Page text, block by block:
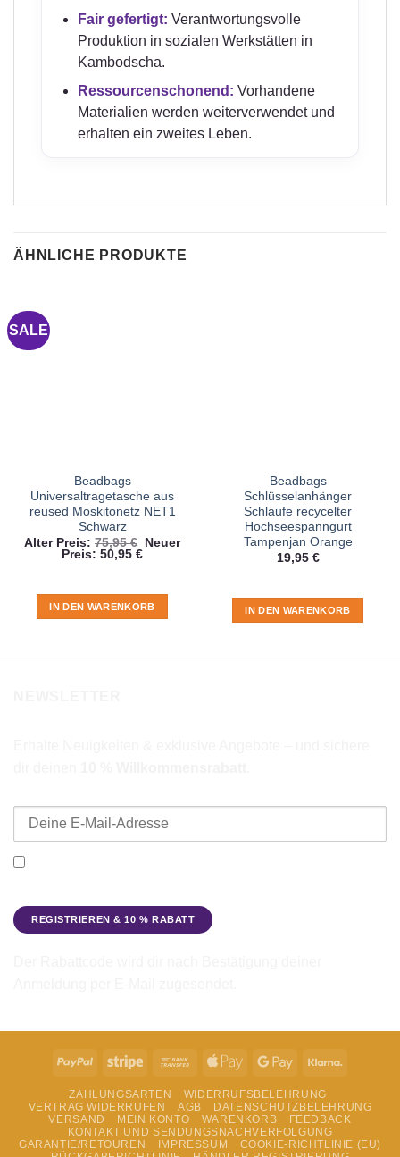
Fair gefertigt: Verantwortungsvolle
Produktion in sozialen Werkstätten in
Kambodscha.
Ressourcenschonend: Vorhandene
Materialien werden weiterverwendet und
erhalten ein zweites Leben.
ÄHNLICHE PRODUKTE
SALE
Beadbags
Universaltragetasche aus
reused Moskitonetz NET1
Schwarz
Alter Preis: 75,95€
Ursprünglicher
Neuer
Preis: 50,95 €Aktueller
IN DEN WARENKORB
Beadbags
Schlüsselanhänger
Schlaufe recycelter
Hochseespanngurt
Tampenjan Orange
19,95 €
IN DEN WARENKORB
PayPal Stripe
Bank
Apple
Google
ZAHLUNGSARTEN
WIDERRUFSBELEHRUNG
VERTRAG WIDERRUFEN
AGB
DATENSCHUTZBELEHRUNG
VERSAND
MEIN KONTO WARENKORB
FEEDBACK
KONTAKT UND SENDUNGSNACHVERFOLGUNG
GARANTIE/RETOUREN
IMPRESSUM
COOKIE-RICHTLINIE (EU)